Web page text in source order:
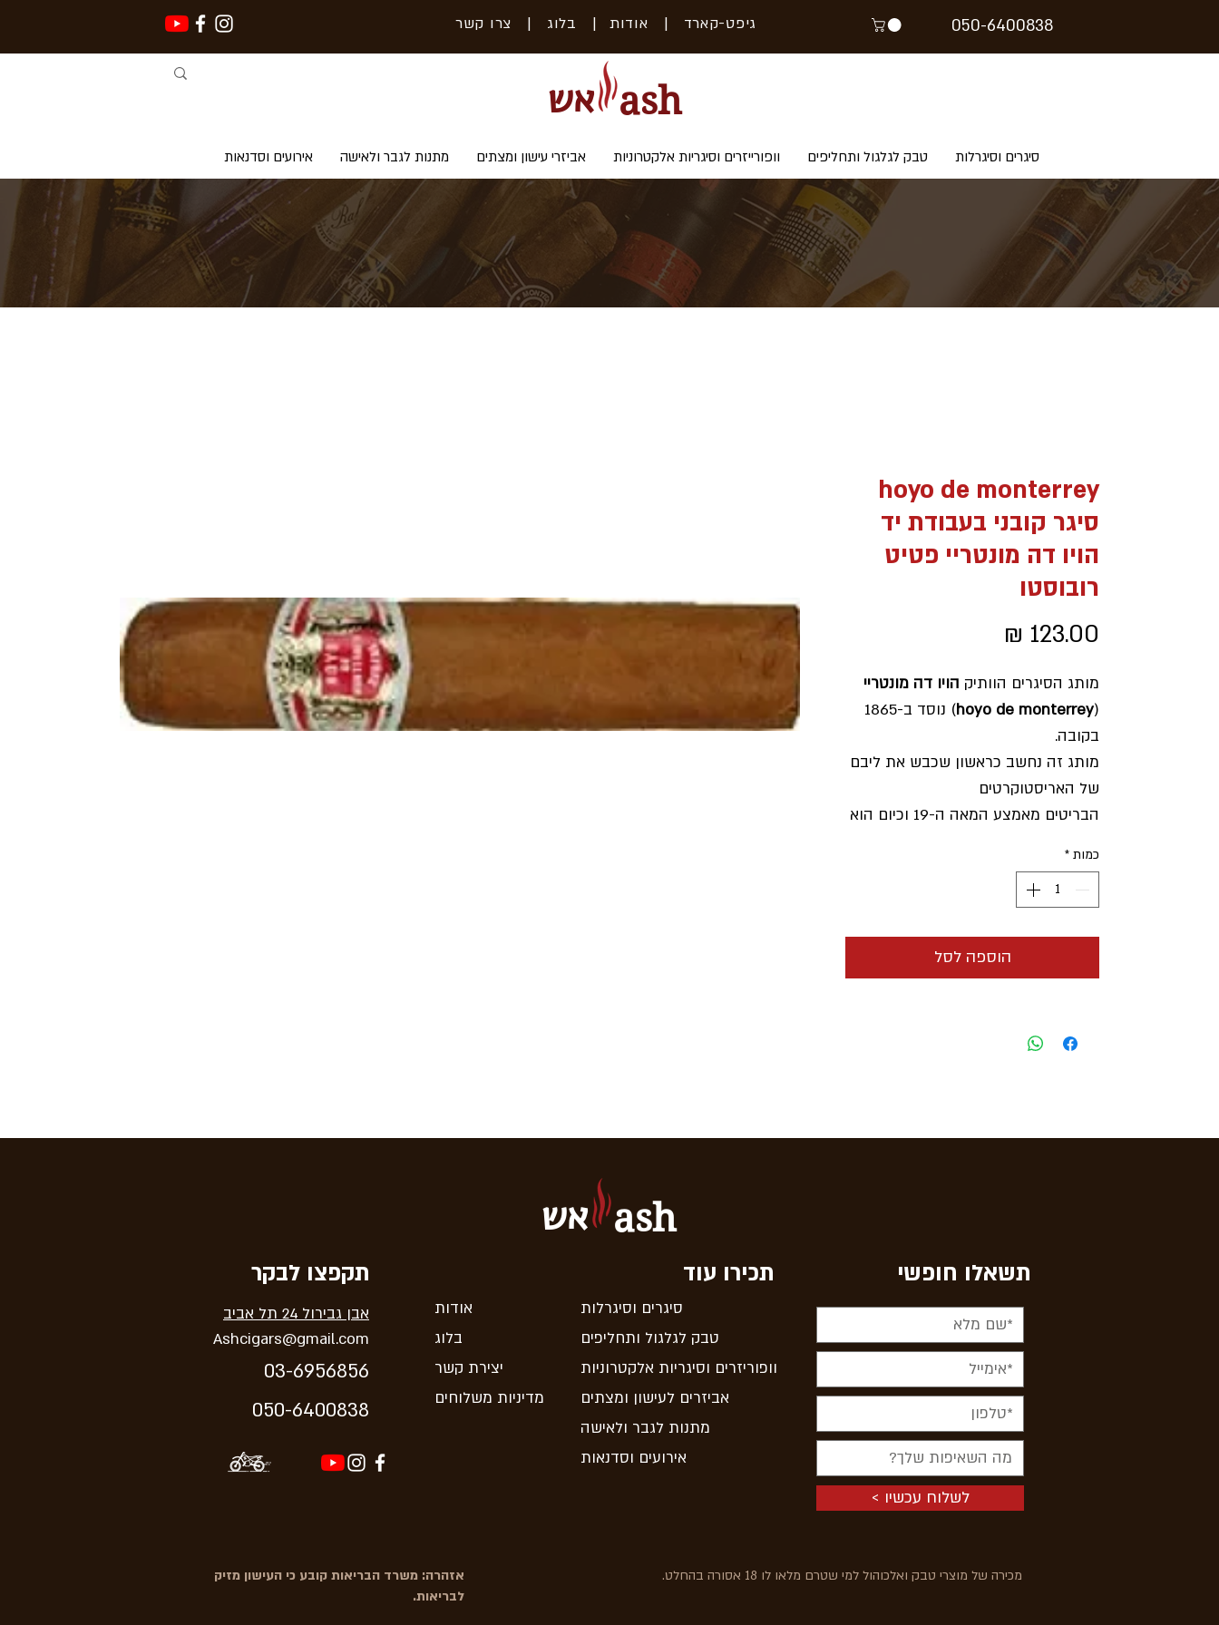
גיפט-קארד | אודות | בלוג | צרו קשר 050-6400838
אש ash
סיגרים וסיגרלות טבק לגלגול ותחליפים וופורייזרים וסיגריות אלקטרוניות אביזרי עישון ומצתים מתנות לגבר ולאישה אירועים וסדנאות
hoyo de monterrey
סיגר קובני בעבודת יד
הויו דה מונטריי פטיט
רובוסטו
מותג הסיגרים הוותיק הויו דה מונטריי
(
hoyo de monterrey
) נוסד ב-1865
בקובה.
מותג זה נחשב כראשון שכבש את ליבם
של האריסטוקרטים
הבריטים מאמצע המאה ה-19 וכיום הוא
גם בעולם כולו.
ה - פטיט רובוסטו
גודל
- פטיט רובוסטו
כמות *
הוספה לסל
אש ash
תקפצו לבקר
אבן גבירול 24 תל אביב
Ashcigars@gmail.com
03-6956856
050-6400838
אודות
בלוג
יצירת קשר
מדיניות משלוחים
תכירו עוד
סיגרים וסיגרלות
טבק לגלגול ותחליפים
וופוריזרים וסיגריות אלקטרוניות
אביזרים לעישון ומצתים
מתנות לגבר ולאישה
אירועים וסדנאות
תשאלו חופשי
< לשלוח עכשיו
אזהרה: משרד הבריאות קובע כי העישון מזיק
לבריאות.
מכירה של מוצרי טבק ואלכוהול למי שטרם מלאו לו 18 אסורה בהחלט.